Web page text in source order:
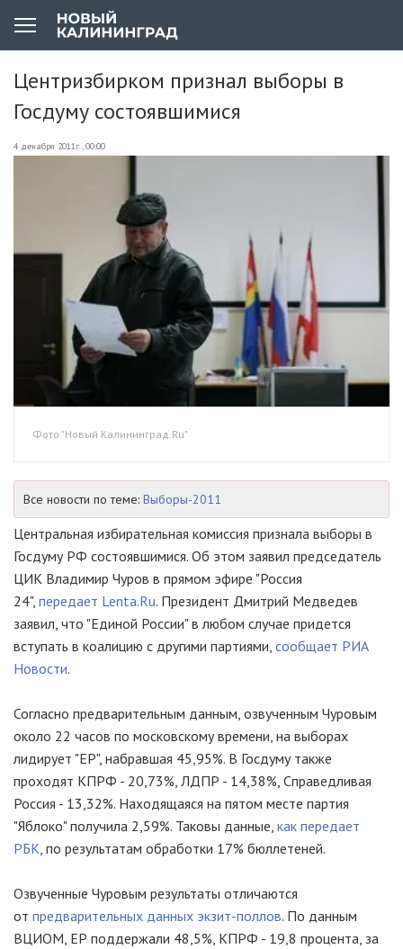
Центризбирком признал выборы в
Госдуму состоявшимися
4 декабря 2011г., 00:00
Фото "Новый Калининград.Ru"
Все новости по теме: Выборы-2011
Центральная избирательная комиссия признала выборы в
Госдуму РФ состоявшимися. Об этом заявил председатель
ЦИК Владимир Чуров в прямом эфире "Россия
24", передает Lenta.Ru. Президент Дмитрий Медведев
заявил, что "Единой России" в любом случае придется
вступать в коалицию с другими партиями, сообщает РИА
Новости.
Согласно предварительным данным, озвученным Чуровым
около 22 часов по московскому времени, на выборах
лидирует "ЕР", набравшая 45,95%. В Госдуму также
проходят КПРФ - 20,73%, ЛДПР - 14,38%, Справедливая
Россия - 13,32%. Находящаяся на пятом месте партия
"Яблоко" получила 2,59%. Таковы данные, как передает
РБК, по результатам обработки 17% бюллетеней.
Озвученные Чуровым результаты отличаются
от предварительных данных экзит-поллов. По данным
ВЦИОМ, ЕР поддержали 48,5%, КПРФ - 19,8 процента, за